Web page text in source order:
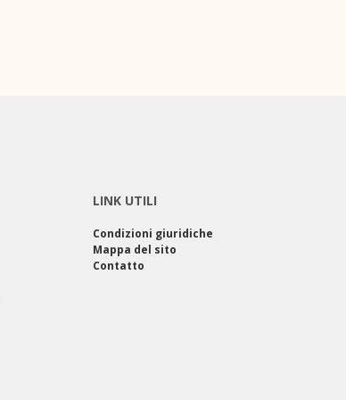
LINK UTILI
Condizioni giuridiche
Mappa del sito
Contatto